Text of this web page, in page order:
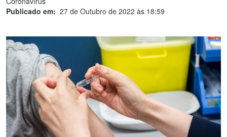
Publicado em: 27 de Outubro de 2022 às 18:59